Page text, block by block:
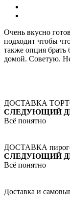
Очень вкусно
подходит чтобы
также опция брать
домой. Советую.
ДОСТАВКА
СЛЕДУЮЩИЙ
Всё понятно
ДОСТАВКА
СЛЕДУЮЩИЙ
Всё понятно
Доставка и